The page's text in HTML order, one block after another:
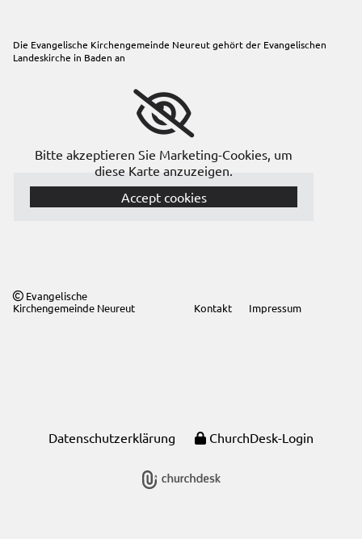
Die Evangelische Kirchengemeinde Neureut gehört der Evangelischen
Landeskirche in Baden an
Bitte akzeptieren Sie Marketing-Cookies, um
diese Karte anzuzeigen.
Accept cookies
 Evangelische
Kirchengemeinde Neureut
Kontakt Impressum
Datenschutzerklärung ChurchDesk-Login